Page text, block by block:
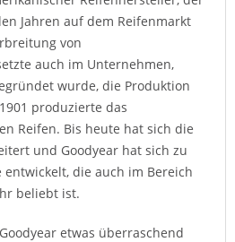
Jahren auf dem Reifenmarkt
von
auch im Unternehmen,
wurde, die Produktion
produzierte das
Reifen. Bis heute hat sich die
und Goodyear hat sich zu
die auch im Bereich
beliebt ist.
etwas überraschend